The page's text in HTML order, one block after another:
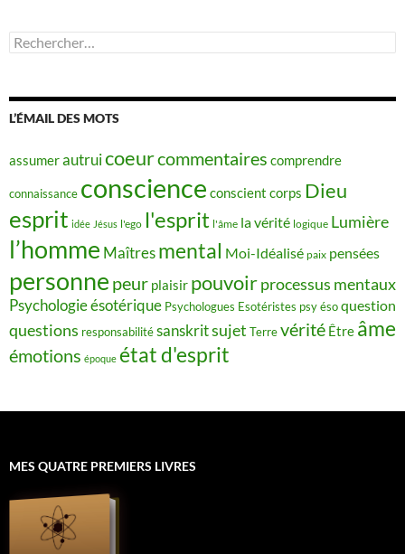
Rechercher :
L’ÉMAIL DES MOTS
assumerautruicoeurcommentaires comprendre
connaissance conscience conscient corps Dieu
esprit idée Jésus l'ego l'esprit l'âme la vérité logique Lumière
l’homme Maîtres mental Moi-Idéalisé paix pensées
personne peur plaisir pouvoirprocessus mentaux
Psychologie ésotérique Psychologues Esotéristes psy ésoquestion
questions responsabilitésanskritsujet Terrevérité Être âme
émotions époque état d'esprit
MES QUATRE PREMIERS LIVRES